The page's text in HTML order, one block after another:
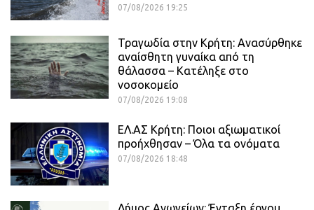
07/08/2026 19:25
Τραγωδία στην Κρήτη: Ανασύρθηκε
αναίσθητη γυναίκα από τη
θάλασσα – Κατέληξε στο
νοσοκομείο
07/08/2026 19:08
ΕΛ.ΑΣ Κρήτη: Ποιοι αξιωματικοί
προήχθησαν – Όλα τα ονόματα
07/08/2026 18:48